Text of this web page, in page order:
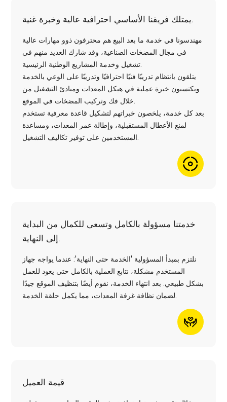
يمتلك فريقنا الأساسي احترافية عالية وخبرة غنية.
مهندسونا في خدمة ما بعد البيع هم محترفون ذوو مهارات عالية
في مجال المضخات الصناعية، وقد شارك العديد منهم في
يتلقون بانتظام تدريبًا فنيًا احترافيًا وتدريبًا على الوعي بالخدمة
ويكتسبون خبرة عملية في هيكل المعدات ومبادئ التشغيل من
بعد كل خدمة، يلخصون خبراتهم لتشكيل قاعدة معرفية تستخدم
لمنع الأعطال المستقبلية، وإطالة عمر المعدات، ومساعدة
خدمتنا مسؤولة بالكامل وتسعى للكمال من البداية
إلى النهاية.
نلتزم بمبدأ المسؤولية 'الخدمة حتى النهاية': عندما يواجه جهاز
المستخدم مشكلة، نتابع العملية بالكامل حتى يعود للعمل
بشكل طبيعي. بعد انتهاء الخدمة، نقوم أيضًا بتنظيف الموقع جيدًا
قيمة العميل